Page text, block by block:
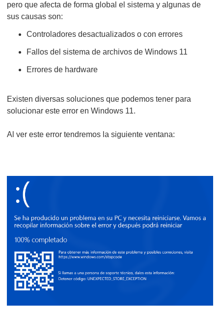
pero que afecta de forma global el sistema y algunas de
sus causas son:
Controladores desactualizados o con errores
Fallos del sistema de archivos de Windows 11
Errores de hardware
Existen diversas soluciones que podemos tener para
solucionar este error en Windows 11.
Al ver este error tendremos la siguiente ventana: